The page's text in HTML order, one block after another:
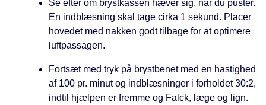
Se efter om brystkassen hæver sig, når du puster.
En indblæsning skal tage cirka 1 sekund. Placer
hovedet med nakken godt tilbage for at optimere
luftpassagen.
Fortsæt med tryk på brystbenet med en hastighed
af 100 pr. minut og indblæsninger i forholdet 30:2,
indtil hjælpen er fremme og Falck, læge og lign.